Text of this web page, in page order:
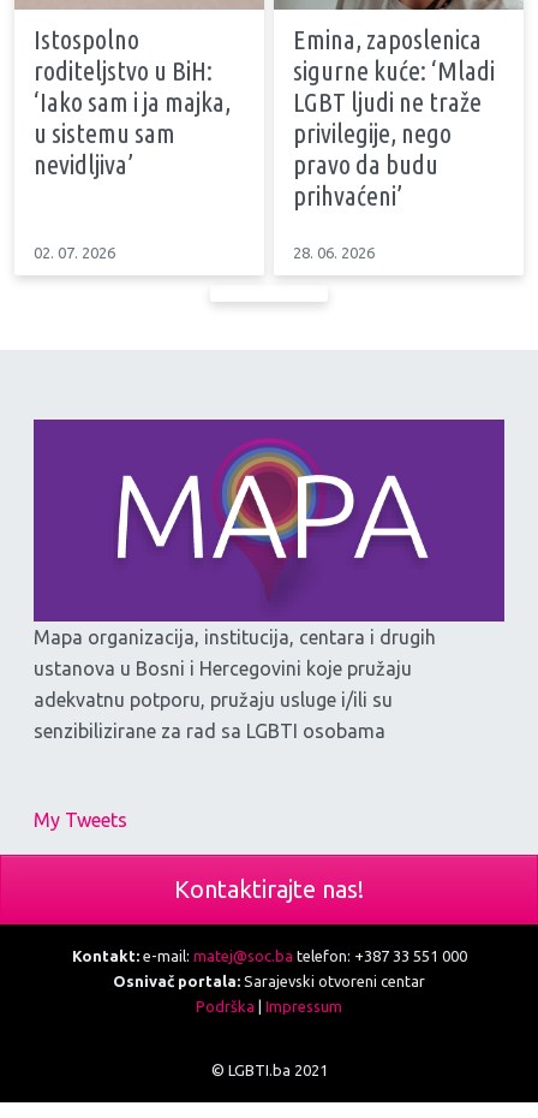
Istospolno
roditeljstvo u BiH:
‘Iako sam i ja majka,
u sistemu sam
nevidljiva’
02. 07. 2026
Emina, zaposlenica
sigurne kuće: ‘Mladi
LGBT ljudi ne traže
privilegije, nego
pravo da budu
prihvaćeni’
28. 06. 2026
Mapa organizacija, institucija, centara i drugih
ustanova u Bosni i Hercegovini koje pružaju
adekvatnu potporu, pružaju usluge i/ili su
senzibilizirane za rad sa LGBTI osobama
My Tweets
Kontaktirajte nas!
Kontakt:e-mail: matej@soc.ba telefon: +387 33 551 000
Osnivač portala: Sarajevski otvoreni centar
Podrška
Impressum
© LGBTI.ba 2021